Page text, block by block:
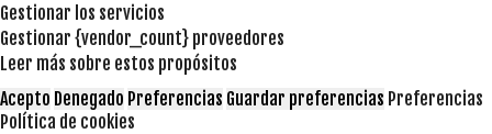
Gestionar los servicios
Gestionar {vendor_count} proveedores
Leer más sobre estos propósitos
Acepto Denegado Preferencias Guardar preferencias Preferencias
Política de cookies